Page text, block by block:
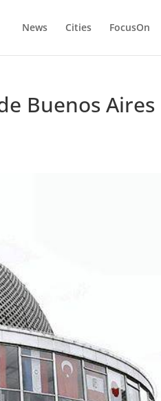
News Cities FocusOn
Buenos Aires